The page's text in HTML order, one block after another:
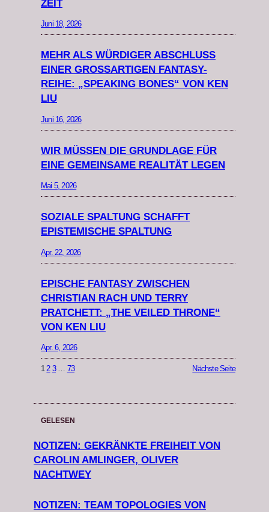
ZEIT
Juni 18, 2026
MEHR ALS WÜRDIGER ABSCHLUSS
EINER GROSSARTIGEN FANTASY-R
EIHE: „SPEAKING BONES“ VON KEN L
IU
Juni 16, 2026
WIR MÜSSEN DIE GRUNDLAGE FÜR
EINE GEMEINSAME REALITÄT LEGEN
Mai 5, 2026
SOZIALE SPALTUNG SCHAFFT
EPISTEMISCHE SPALTUNG
Apr. 22, 2026
EPISCHE FANTASY ZWISCHEN
CHRISTIAN RACH UND TERRY
PRATCHETT: „THE VEILED THRONE“
VON KEN LIU
Apr. 6, 2026
1 2 3 … 73 Nächste Seite
GELESEN
NOTIZEN: GEKRÄNKTE FREIHEIT VON
CAROLIN AMLINGER, OLIVER
NACHTWEY
NOTIZEN: TEAM TOPOLOGIES VON